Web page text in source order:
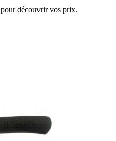
pour découvrir vos prix.